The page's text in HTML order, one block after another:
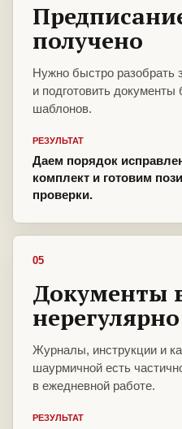
получено
Нужно быстро разобрать
и подготовить
шаблонов.
РЕЗУЛЬТАТ
Даем порядок
комплект и готовим
проверки.
05
Документы
нерегулярно
Журналы, инструкции и
шаурмичной есть
в ежедневной работе.
РЕЗУЛЬТАТ